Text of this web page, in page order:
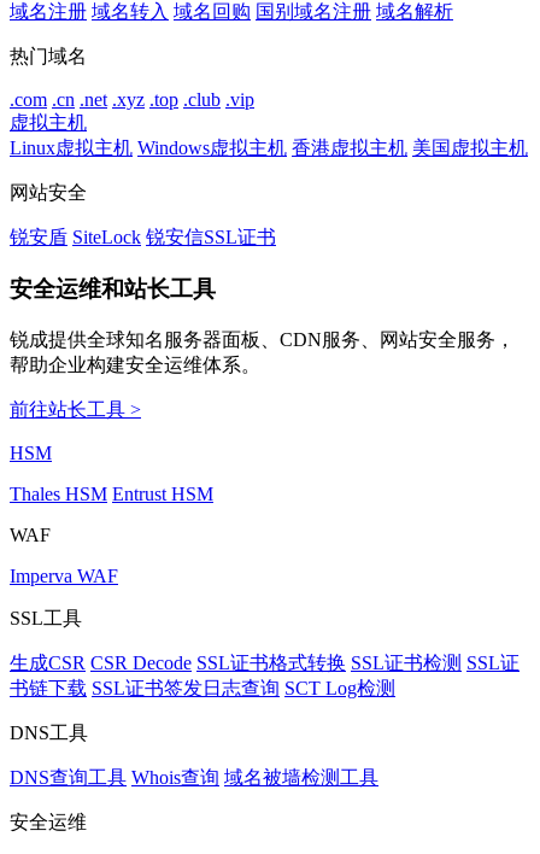
域名注册 域名转入 域名回购 国别域名注册 域名解析
热门域名
.com .cn .net .xyz .top .club .vip
虚拟主机
Linux虚拟主机 Windows虚拟主机 香港虚拟主机 美国虚拟主机
网站安全
锐安盾 SiteLock 锐安信SSL证书
安全运维和站长工具
锐成提供全球知名服务器面板、CDN服务、网站安全服务，
帮助企业构建安全运维体系。
前往站长工具 >
HSM
Thales HSM Entrust HSM
WAF
Imperva WAF
SSL工具
生成CSR CSR Decode SSL证书格式转换 SSL证书检测 SSL证
书链下载 SSL证书签发日志查询 SCT Log检测
DNS工具
DNS查询工具 Whois查询 域名被墙检测工具
安全运维